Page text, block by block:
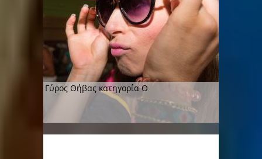
Γύρος Θήβας κατηγορία Θ